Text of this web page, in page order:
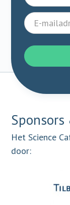
Het Science
door: